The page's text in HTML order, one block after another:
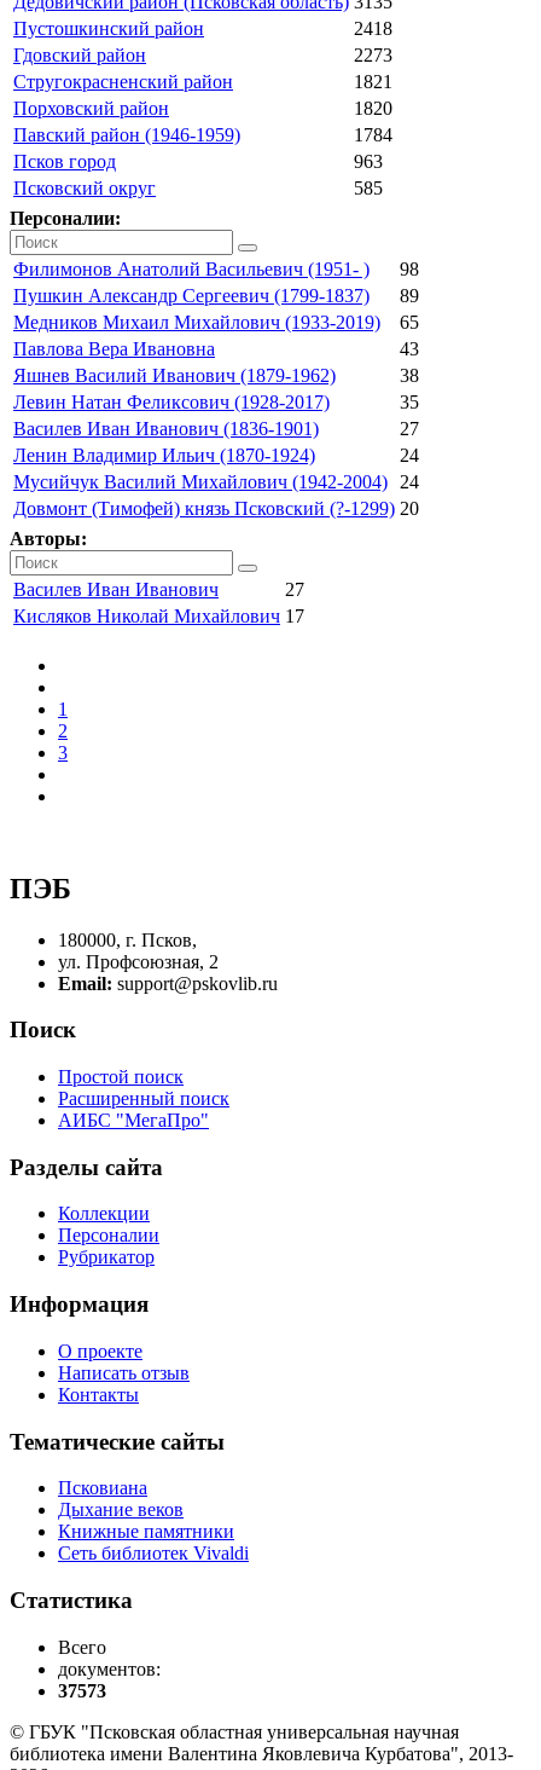
Пустошкинский район
2418
Гдовский район
2273
Стругокрасненский район
1821
Порховский район
1820
Павский район (1946-1959)
1784
Псков город
963
Псковский округ
585
Персоналии:
Филимонов Анатолий Васильевич (1951- )
98
Пушкин Александр Сергеевич (1799-1837)
89
Медников Михаил Михайлович (1933-2019)
65
Павлова Вера Ивановна
43
Яшнев Василий Иванович (1879-1962)
38
Левин Натан Феликсович (1928-2017)
35
Василев Иван Иванович (1836-1901)
27
Ленин Владимир Ильич (1870-1924)
24
Мусийчук Василий Михайлович (1942-2004)
24
Довмонт (Тимофей) князь Псковский (?-1299) 20
Авторы:
Василев Иван Иванович
27
Кисляков Николай Михайлович 17
1
2
3
ПЭБ
180000, г. Псков,
ул. Профсоюзная, 2
Email: support@pskovlib.ru
Поиск
Простой поиск
Расширенный поиск
АИБС "МегаПро"
Разделы сайта
Коллекции
Персоналии
Рубрикатор
Информация
О проекте
Написать отзыв
Контакты
Тематические сайты
Псковиана
Дыхание веков
Книжные памятники
Сеть библиотек Vivaldi
Статистика
Всего
документов:
37573
© ГБУК "Псковская областная универсальная научная
библиотека имени Валентина Яковлевича Курбатова", 2013-